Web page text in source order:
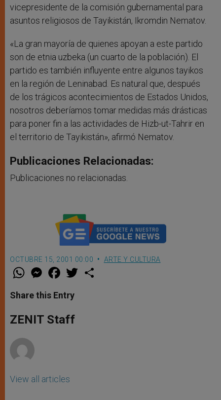
vicepresidente de la comisión gubernamental para
asuntos religiosos de Tayikistán, Ikromdin Nematov.
«La gran mayoría de quienes apoyan a este partido
son de etnia uzbeka (un cuarto de la población). El
partido es también influyente entre algunos tayikos
en la región de Leninabad. Es natural que, después
de los trágicos acontecimientos de Estados Unidos,
nosotros deberíamos tomar medidas más drásticas
para poner fin a las actividades de Hizb-ut-Tahrir en
el territorio de Tayikistán», afirmó Nematov.
Publicaciones Relacionadas:
Publicaciones no relacionadas.
OCTUBRE 15, 2001 00:00 ARTE Y CULTURA
W
t
s
p
p
M
e
s
e
g
e
F
a
e
b
o
k
w
Share this Entry
ZENIT Staff
View all articles